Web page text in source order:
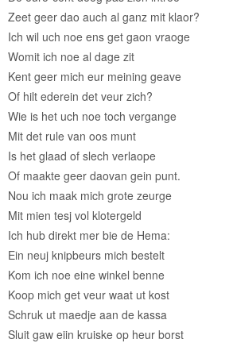
Zeet geer dao auch al ganz mit klaor?
Ich wil uch noe ens get gaon vraoge
Womit ich noe al dage zit
Kent geer mich eur meining geave
Of hilt ederein det veur zich?
Wie is het uch noe toch vergange
Mit det rule van oos munt
Is het glaad of slech verlaope
Of maakte geer daovan gein punt.
Nou ich maak mich grote zeurge
Mit mien tesj vol klotergeld
Ich hub direkt mer bie de Hema:
Ein neuj knipbeurs mich bestelt
Kom ich noe eine winkel benne
Koop mich get veur waat ut kost
Schruk ut maedje aan de kassa
Sluit gaw eiin kruiske op heur borst